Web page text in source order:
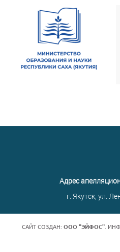
Адрес
г. Якутск, ул.
САЙТ СОЗДАН: ООО "ЭЙФОС" .